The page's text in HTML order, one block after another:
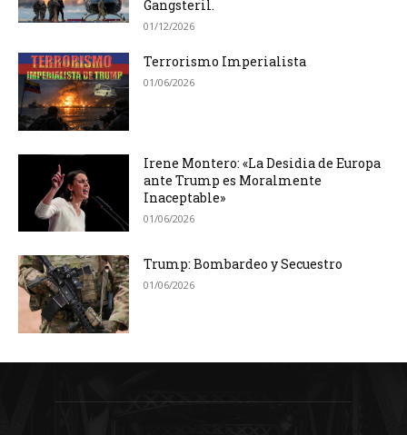
Gangsteril.
01/12/2026
Terrorismo Imperialista
01/06/2026
Irene Montero: «La Desidia de Europa
ante Trump es Moralmente
Inaceptable»
01/06/2026
Trump: Bombardeo y Secuestro
01/06/2026